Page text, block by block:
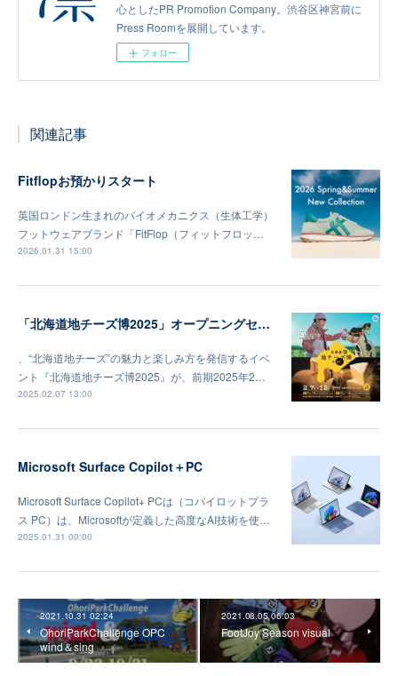
心としたPR Promotion Company。渋谷区神宮前に
Press Roomを展開しています。
フォロー
関連記事
Fitflopお預かりスタート
英国ロンドン生まれのバイオメカニクス（生体工学）
フットウェアブランド「FitFlop（フィットフロッ…
2026.01.31 15:00
「北海道地チーズ博2025」オープニングセレモニー及びメディア向け内覧会
、“北海道地チーズ”の魅力と楽しみ方を発信するイベ
ント『北海道地チーズ博2025』が、前期2025年2…
2025.02.07 13:00
Microsoft Surface Copilot＋PC
Microsoft Surface Copilot+ PCは（コパイロットプラ
ス PC）は、Microsoftが定義した高度なAI技術を使…
2025.01.31 00:00
2021.10.31 02:24
OhoriParkChallenge OPC
wind＆sing
2021.08.05 06:03
FootJoy Season visual